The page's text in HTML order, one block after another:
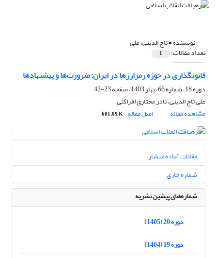
نویسنده =تاج الدینی، علی
تعداد مقالات: 1
قانونگذاری در حوزه رمزارزها در ایران: ضرورت‌ها و پیشنهادها
دوره 18، شماره 66، بهار 1403، صفحه
23-42
علی تاج الدینی، نادر مختاری افراکتی
مشاهده مقاله
اصل مقاله 601.09 K
مقالات آماده انتشار
شماره جاری
شماره‌های پیشین نشریه
دوره 20 (1405)
دوره 19 (1404)